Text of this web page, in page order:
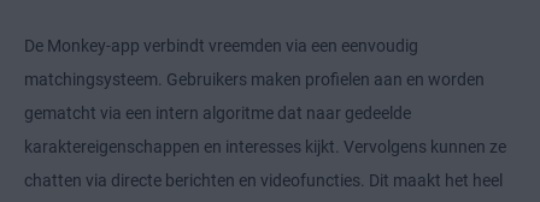
De Monkey-app verbindt vreemden via een eenvoudig
matchingsysteem. Gebruikers maken profielen aan en worden
gematcht via een intern algoritme dat naar gedeelde
karaktereigenschappen en interesses kijkt. Vervolgens kunnen ze
chatten via directe berichten en videofuncties. Dit maakt het heel